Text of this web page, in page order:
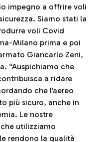
impegno a offrire voli
Siamo stati la
voli Covid
Milano prima e poi
Giancarlo Zeni,
“Auspichiamo che
a ridare
che l’aereo
più sicuro, anche in
Le nostre
utilizziamo
rendono la qualità